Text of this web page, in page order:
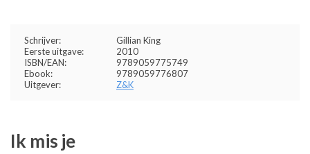
Schrijver:
Gillian King
Eerste uitgave:
2010
ISBN/EAN:
9789059775749
Ebook:
9789059776807
Uitgever:
Z&K
Ik mis je